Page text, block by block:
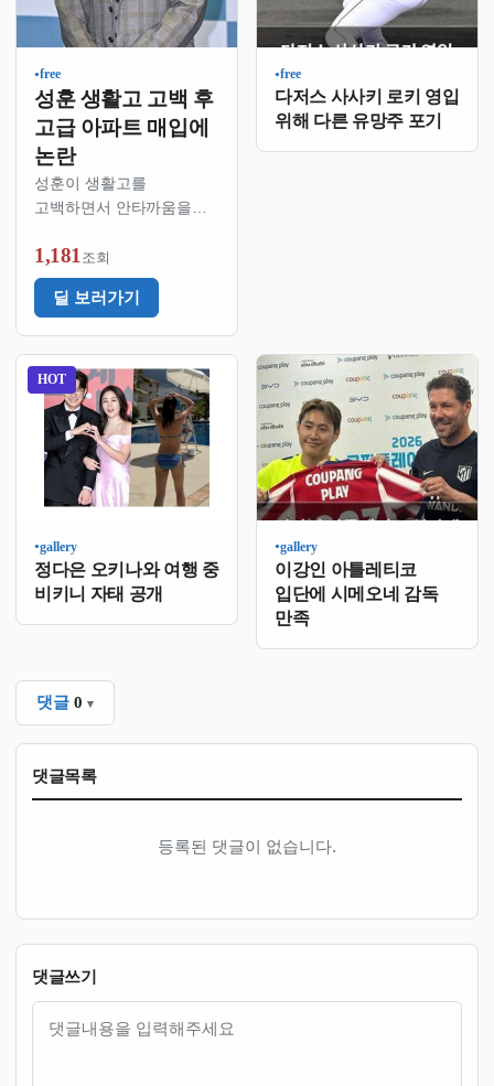
●free
성훈 생활고 고백 후
고급 아파트 매입에
논란
성훈이 생활고를
고백하면서 안타까움을
고급 주상복합아파트를
샀다는 소식이 나왔음법원
등기부등본에 따르면
아파트를 사들였다고
함그런데 그때 이미
생활고를 털어놓았던
상황이라서 팬들 반응이
뜨거웠음돈 많으면 왜
생활고를 …
1,181 조회
딜 보러가기
●free
다저스 사사키 로키 영입
위해 다른 유망주 포기
HOT
●gallery
정다은 오키나와 여행 중
비키니 자태 공개
●gallery
이강인 아틀레티코
입단에 시메오네 감독
만족
댓글 0
댓글목록
등록된 댓글이 없습니다.
댓글쓰기